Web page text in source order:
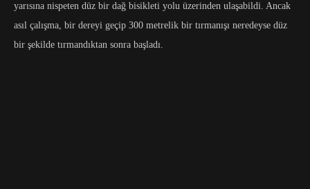
yarısına nispeten düz bir dağ bisikleti yolu üzerinden ulaşabildi. Ancak
asıl çalışma, bir dereyi geçip 300 metrelik bir tırmanışı neredeyse düz
bir şekilde tırmandıktan sonra başladı.